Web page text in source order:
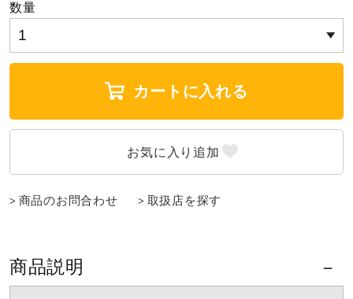
陸上競技
ソフトボール
数量
カートに入れる
商品のお問合わせ 取扱店を探す
商品説明